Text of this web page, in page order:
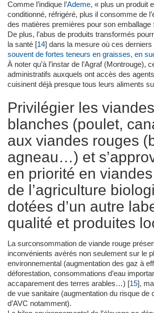
Comme l’indique l’Ademe, « plus un produit
conditionné, réfrigéré, plus il consomme de
des matières premières pour son emballage
De plus, l’abus de produits transformés
la santé [14] dans la mesure où ces derniers
souvent de fortes teneurs en graisses, en
À noter qu’à l’instar de l’Agraf (Montrouge),
administratifs auxquels ont accès des agents
cuisinent déjà presque tous leurs aliments
Privilégier les viandes
blanches (poulet,
aux viandes rouges
agneau…) et
en priorité en
de l’agriculture
dotées d’un autre
qualité et produites
La surconsommation de viande rouge
inconvénients avérés non seulement sur le
environnemental (augmentation des gaz à
déforestation, consommations d’eau
accaparement des terres arables…) [15],
de vue sanitaire (augmentation du risque de
d’AVC notamment).